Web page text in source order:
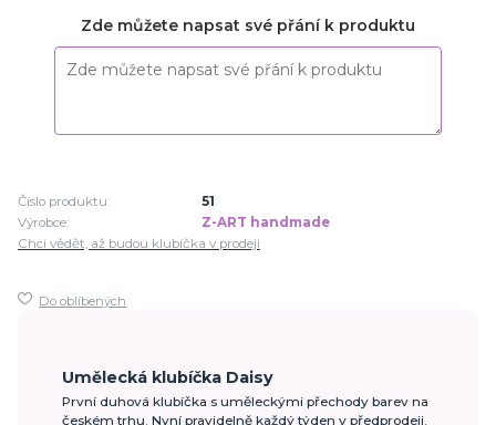
Zde můžete napsat své přání k produktu
Číslo produktu:
51
Výrobce:
Z-ART handmade
Chci vědět, až budou klubíčka v prodeji
Do oblíbených
Umělecká klubíčka Daisy
První duhová klubíčka s uměleckými přechody barev na
českém trhu. Nyní pravidelně každý týden v předprodeji.